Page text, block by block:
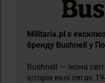
Militaria.pl є
бренду Bushnell у
Bushnell — ікона
історія якої сягає